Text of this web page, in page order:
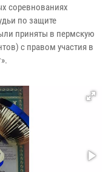
соревнованиях
по защите
приняты в пермскую
с правом участия в